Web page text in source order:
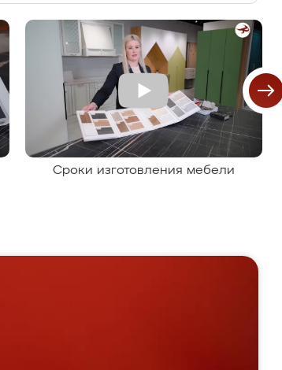
Сроки изготовления мебели